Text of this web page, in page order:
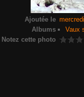
Ajoutée le
Albums
Vaux
Notez cette photo